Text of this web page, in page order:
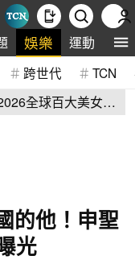
娛樂 運動 全
跨世代 TCN
全球百大美女
的他！申聖
光